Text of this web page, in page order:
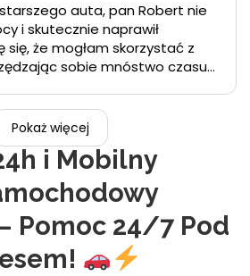
auta, pan Robert nie
i skutecznie naprawił
się, że mogłam skorzystać z
sobie mnóstwo czasu i
będę musiała swoje
polecam :)
Pokaż więcej
i Mobilny
Pomoc 24/7 Pod